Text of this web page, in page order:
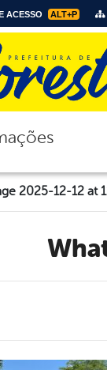
ACESSO ALT+P
2025-12-12 at